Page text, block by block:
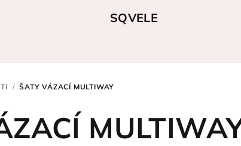
SQVELE
/ ŠATY VÁZACÍ MULTIWAY